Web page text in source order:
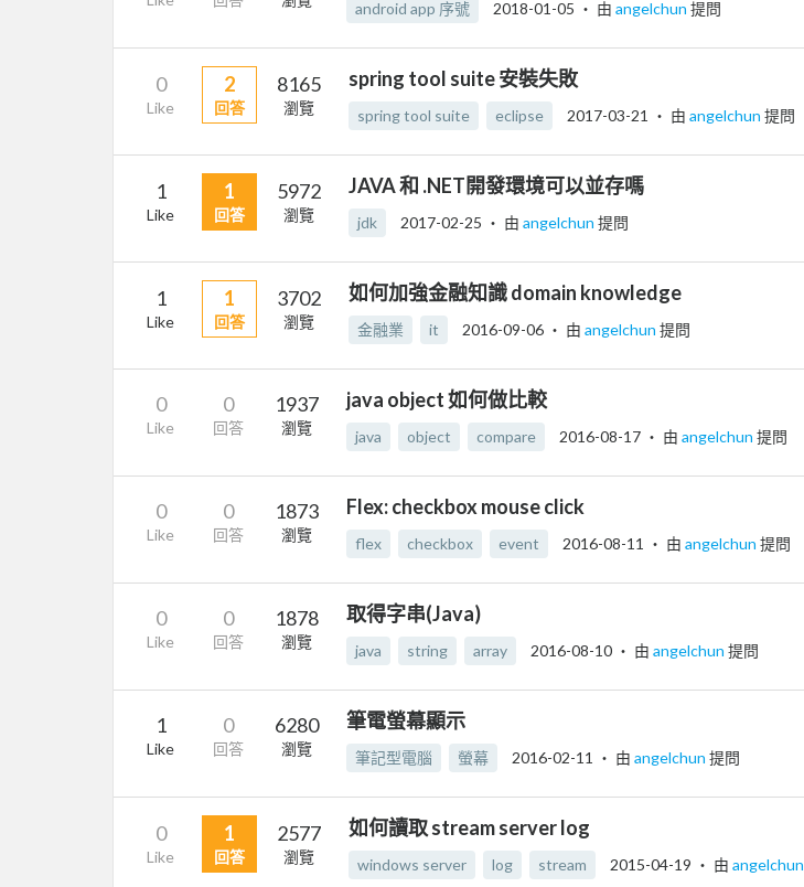
android app 序號 2018-01-05 ‧ 由 angelchun 提問
0
Like
2
回答
8165
瀏覽
spring tool suite 安裝失敗
spring tool suite eclipse 2017-03-21 ‧ 由 angelchun 提問
1
Like
1
回答
5972
瀏覽
JAVA 和 .NET開發環境可以並存嗎
jdk 2017-02-25 ‧ 由 angelchun 提問
1
Like
1
回答
3702
瀏覽
如何加強金融知識 domain knowledge
金融業 it 2016-09-06 ‧ 由 angelchun 提問
0
Like
0
回答
1937
瀏覽
java object 如何做比較
java object compare 2016-08-17 ‧ 由 angelchun 提問
0
Like
0
回答
1873
瀏覽
Flex: checkbox mouse click
flex checkbox event 2016-08-11 ‧ 由 angelchun 提問
0
Like
0
回答
1878
瀏覽
取得字串(Java)
java string array 2016-08-10 ‧ 由 angelchun 提問
1
Like
0
回答
6280
瀏覽
筆電螢幕顯示
筆記型電腦 螢幕 2016-02-11 ‧ 由 angelchun 提問
0
Like
1
回答
2577
瀏覽
如何讀取 stream server log
windows server log stream 2015-04-19 ‧ 由 angelchun